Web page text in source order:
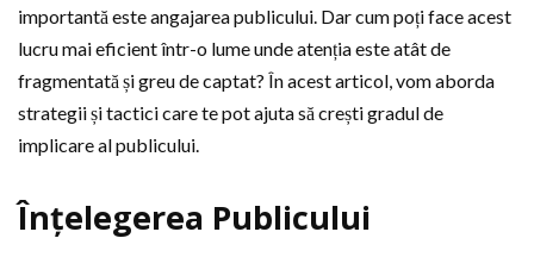
importantă este angajarea publicului. Dar cum poți face acest
lucru mai eficient într-o lume unde atenția este atât de
fragmentată și greu de captat? În acest articol, vom aborda
strategii și tactici care te pot ajuta să crești gradul de
implicare al publicului.
Înțelegerea Publicului